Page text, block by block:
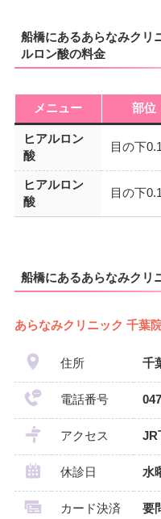
船橋にあるあらなみクリ
ルロン酸の料金
メニュー 部位
ヒアルロン
酸
目の下0.1
ヒアルロン
酸
目の下0.1
船橋にあるあらなみクリ
あらなみクリニック 千葉
住所 千
電話番号
アクセス JR
休診日 水
カード決済 要